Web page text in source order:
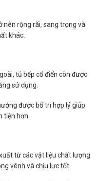
nên rộng rãi, sang trọng và
khác.
tủ bếp cổ điển còn được
sử dụng.
được bố trí hợp lý giúp
tiện hơn.
từ các vật liệu chất lượng
vênh và chịu lực tốt.